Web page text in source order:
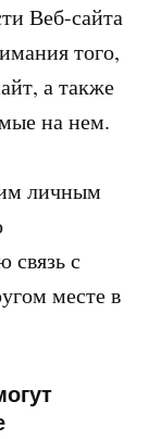
Веб-сайта
того,
а также
на нем.
личным
связь с
месте в